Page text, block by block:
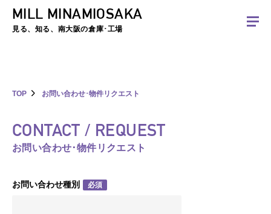
夏季休暇のお知らせ：2026年8月8日(土)～8月16日(日)まで休業とさせていた
MILL MINAMIOSAKA
見る、知る、南大阪の倉庫･工場
TOP お問い合わせ･物件リクエスト
CONTACT / REQUEST
お問い合わせ･物件リクエスト
お問い合わせ種別 必須